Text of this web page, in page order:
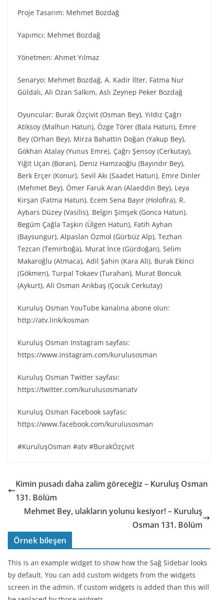
Proje Tasarım: Mehmet Bozdağ
Yapımcı: Mehmet Bozdağ
Yönetmen: Ahmet Yılmaz
Senaryo: Mehmet Bozdağ, A. Kadir İlter, Fatma Nur
Güldalı, Ali Ozan Salkım, Aslı Zeynep Peker Bozdağ
Oyuncular: Burak Özçivit (Osman Bey), Yıldız Çağrı
Atiksoy (Malhun Hatun), Özge Törer (Bala Hatun), Emre
Bey (Orhan Bey), Mirza Bahattin Doğan (Yakup Bey),
Gökhan Atalay (Yunus Emre), Çağrı Şensoy (Cerkutay),
Yiğit Uçan (Boran), Deniz Hamzaoğlu (Bayındır Bey),
Berk Erçer (Konur), Sevil Akı (Saadet Hatun), Emre Dinler
(Mehmet Bey), Ömer Faruk Aran (Alaeddin Bey), Leya
Kırşan (Fatma Hatun), Ecem Sena Bayır (Holofira), R.
Aybars Düzey (Vasilis), Belgin Şimşek (Gonca Hatun),
Begüm Çağla Taşkın (Ülgen Hatun), Fatih Ayhan
(Baysungur), Alpaslan Özmol (Gürbüz Alp), Tezhan
Tezcan (Temirboğa), Murat İnce (Gürdoğan), Selim
Makaroğlu (Atmaca), Adil Şahin (Kara Ali), Burak Ekinci
(Gökmen), Turpal Tokaev (Turahan), Murat Boncuk
(Aykurt), Ali Osman Arıkbaş (Çocuk Cerkutay)
Kuruluş Osman YouTube kanalına abone olun:
http://atv.link/kosman
Kuruluş Osman Instagram sayfası:
https://www.instagram.com/kurulusosman
Kuruluş Osman Twitter sayfası:
https://twitter.com/kurulusosmanatv
Kuruluş Osman Facebook sayfası:
https://www.facebook.com/kurulusosman
#KuruluşOsman #atv #BurakÖzçivit
Kimin pusadı daha zalim göreceğiz – Kuruluş Osman
131. Bölüm
Mehmet Bey, ulakların yolunu kesiyor! – Kuruluş
Osman 131. Bölüm
Örnek bileşen
This is an example widget to show how the Sağ Sidebar looks
by default. You can add custom widgets from the widgets
screen in the admin. If custom widgets is added than this will